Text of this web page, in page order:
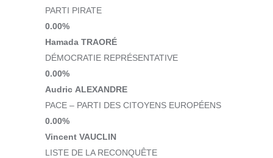
PARTI PIRATE
0.00%
Hamada TRAORÉ
DÉMOCRATIE REPRÉSENTATIVE
0.00%
Audric ALEXANDRE
PACE – PARTI DES CITOYENS EUROPÉENS
0.00%
Vincent VAUCLIN
LISTE DE LA RECONQUÊTE